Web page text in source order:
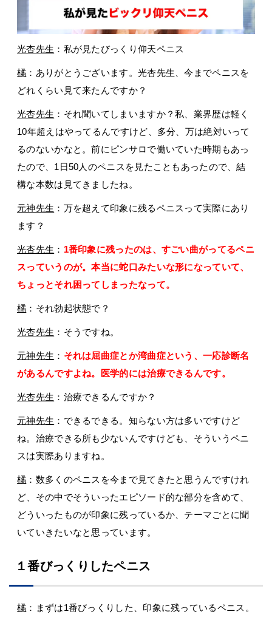
光杏先生 ：私が見たびっくり仰天ペニス
橘 ：ありがとうございます。光杏先生、今までペニスを
どれくらい見て来たんですか？
光杏先生 ：それ聞いてしまいますか？私、業界歴は軽く
10年超えはやってるんですけど、多分、万は絶対いって
るのないかなと。前にピンサロで働いていた時期もあっ
たので、1日50人のペニスを見たこともあったので、結
構な本数は見てきましたね。
元神先生 ：万を超えて印象に残るペニスって実際にあり
ます？
光杏先生 ： 1番印象に残ったのは、すごい曲がってるペニ
スっていうのが。本当に蛇口みたいな形になっていて、
ちょっとそれ困ってしまったなって。
橘 ：それ勃起状態で？
光杏先生 ：そうですね。
元神先生 ： それは屈曲症とか湾曲症という、一応診断名
があるんですよね。医学的には治療できるんです。
光杏先生 ：治療できるんですか？
元神先生 ：できるできる。知らない方は多いですけど
ね。治療できる所も少ないんですけども、そういうペニ
スは実際ありますね。
橘 ：数多くのペニスを今まで見てきたと思うんですけれ
ど、その中でそういったエピソード的な部分を含めて、
どういったものが印象に残っているか、テーマごとに聞
いていきたいなと思っています。
１番びっくりしたペニス
橘 ：まずは1番びっくりした、印象に残っているペニス。